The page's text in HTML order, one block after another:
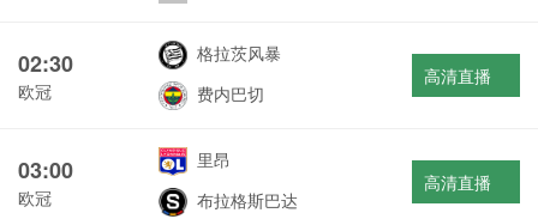
02:30
欧冠
格拉茨风暴
费内巴切
高清直播
03:00
欧冠
里昂
布拉格斯巴达
高清直播